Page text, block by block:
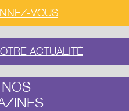
VOUS
ACTUALITÉ